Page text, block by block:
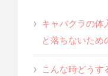
キャバクラの体
と落ちないため
こんな時どうす